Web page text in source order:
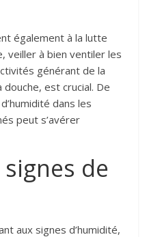
également à la lutte
veiller à bien ventiler les
générant de la
douche, est crucial. De
dans les
peut s’avérer
de
aux signes d’humidité,